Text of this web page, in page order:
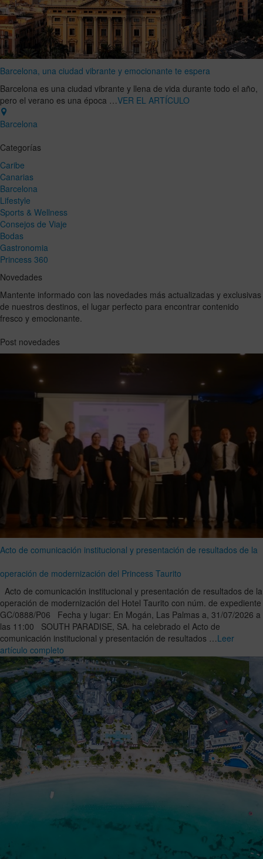
Barcelona, una ciudad vibrante y emocionante te espera
Barcelona es una ciudad vibrante y llena de vida durante todo el año,
pero el verano es una época …VER EL ARTÍCULO
Barcelona
Categorías
Caribe
Canarias
Barcelona
Lifestyle
Sports & Wellness
Consejos de Viaje
Bodas
Gastronomia
Princess 360
Novedades
Mantente informado con las novedades más actualizadas y exclusivas
de nuestros destinos, el lugar perfecto para encontrar contenido
fresco y emocionante.
Post novedades
Acto de comunicación institucional y presentación de resultados de la
operación de modernización del Princess Taurito
Acto de comunicación institucional y presentación de resultados de la
operación de modernización del Hotel Taurito con núm. de expediente
GC/0888/P06 Fecha y lugar: En Mogán, Las Palmas a, 31/07/2026 a
las 11:00 SOUTH PARADISE, SA. ha celebrado el Acto de
comunicación institucional y presentación de resultados …Leer
artículo completo